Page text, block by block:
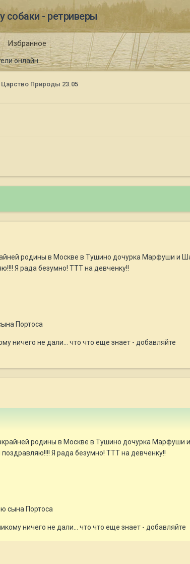
собаки - ретриверы
онлайн
Избранное
Царство Природы 23.05
родины в Москве в Тушино дочурка Марфуши и
Я рада безумно! ТТТ на девченку!!
Портоса
ничего не дали... что что еще знает - добавляйте
родины в Москве в Тушино дочурка Марфуши
Я рада безумно! ТТТ на девченку!!
сына Портоса
ничего не дали... что что еще знает - добавляйте